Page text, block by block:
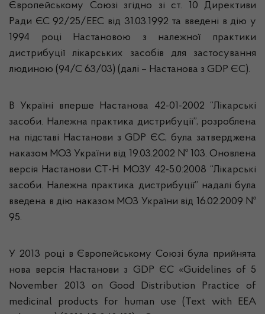
Європейському Союзі згідно зі ст. 10 Директиви
Ради ЄС 92/25/EEC від 31.03.1992 та введені в дію у
1994 році Настановою з належної практики
дистрибуції лікарських засобів для застосування
людиною (94/С 63/03) (далі – Настанова з GDP ЄC).
В Україні вперше Настанова 42-01-2002 “Лікарські
засоби. Належна практика дистрибуції”, розроблена
на підставі Настанови з GDP ЄC, була затверджена
наказом МОЗ України від 19.03.2002 № 103. Оновлена
версія Настанови СТ-Н МОЗУ 42-5.0:2008 “Лікарські
засоби. Належна практика дистрибуції” надалі була
введена в дію наказом МОЗ України від 16.02.2009 №
95.
У 2013 році в Європейському Союзі була прийнята
нова версія Настанови з GDP ЄC «Guidelines of 5
November 2013 on Good Distribution Practice of
medicinal products for human use (Text with EEA